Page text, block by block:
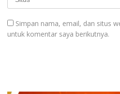
Simpan nama, email, dan situs
untuk komentar saya berikutnya.